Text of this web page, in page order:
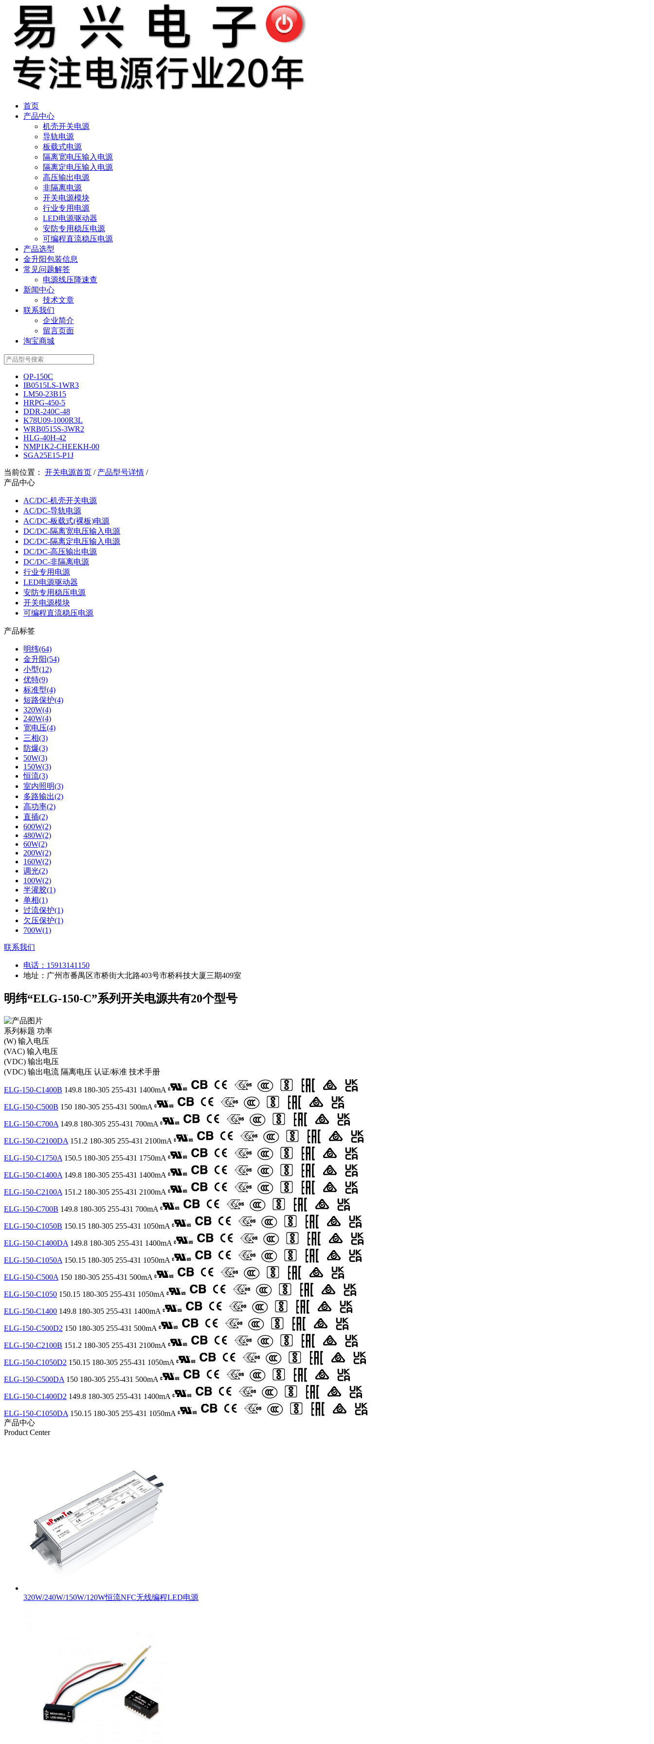
首页
产品中心
机壳开关电源
导轨电源
板载式电源
隔离宽电压输入电源
隔离定电压输入电源
高压输出电源
非隔离电源
开关电源模块
行业专用电源
LED电源驱动器
安防专用稳压电源
可编程直流稳压电源
产品选型
金升阳包装信息
常见问题解答
电源线压降速查
新闻中心
技术文章
联系我们
企业简介
留言页面
淘宝商城
QP-150C
IB0515LS-1WR3
LM50-23B15
HRPG-450-5
DDR-240C-48
K78U09-1000R3L
WRB0515S-3WR2
HLG-40H-42
NMP1K2-CHEEKH-00
SGA25E15-P1J
当前位置： 开关电源首页 / 产品型号详情 /
产品中心
AC/DC-机壳开关电源
AC/DC-导轨电源
AC/DC-板载式(裸板)电源
DC/DC-隔离宽电压输入电源
DC/DC-隔离定电压输入电源
DC/DC-高压输出电源
DC/DC-非隔离电源
行业专用电源
LED电源驱动器
安防专用稳压电源
开关电源模块
可编程直流稳压电源
产品标签
明纬(64)
金升阳(54)
小型(12)
优特(9)
标准型(4)
短路保护(4)
320W(4)
240W(4)
宽电压(4)
三相(3)
防爆(3)
50W(3)
150W(3)
恒流(3)
室内照明(3)
多路输出(2)
高功率(2)
直插(2)
600W(2)
480W(2)
60W(2)
200W(2)
160W(2)
调光(2)
100W(2)
半灌胶(1)
单相(1)
过流保护(1)
欠压保护(1)
700W(1)
联系我们
电话： 15913141150
地址：广州市番禺区市桥街大北路403号市桥科技大厦三期409室
明纬“ELG-150-C”系列开关电源共有20个型号
系列标题 功率
(W) 输入电压
(VAC) 输入电压
(VDC) 输出电压
(VDC) 输出电流 隔离电压 认证/标准 技术手册
ELG-150-C1400B 149.8 180-305 255-431 1400mA
ELG-150-C500B 150 180-305 255-431 500mA
ELG-150-C700A 149.8 180-305 255-431 700mA
ELG-150-C2100DA 151.2 180-305 255-431 2100mA
ELG-150-C1750A 150.5 180-305 255-431 1750mA
ELG-150-C1400A 149.8 180-305 255-431 1400mA
ELG-150-C2100A 151.2 180-305 255-431 2100mA
ELG-150-C700B 149.8 180-305 255-431 700mA
ELG-150-C1050B 150.15 180-305 255-431 1050mA
ELG-150-C1400DA 149.8 180-305 255-431 1400mA
ELG-150-C1050A 150.15 180-305 255-431 1050mA
ELG-150-C500A 150 180-305 255-431 500mA
ELG-150-C1050 150.15 180-305 255-431 1050mA
ELG-150-C1400 149.8 180-305 255-431 1400mA
ELG-150-C500D2 150 180-305 255-431 500mA
ELG-150-C2100B 151.2 180-305 255-431 2100mA
ELG-150-C1050D2 150.15 180-305 255-431 1050mA
ELG-150-C500DA 150 180-305 255-431 500mA
ELG-150-C1400D2 149.8 180-305 255-431 1400mA
ELG-150-C1050DA 150.15 180-305 255-431 1050mA
产品中心
Product Center
320W/240W/150W/120W恒流NFC无线编程LED电源